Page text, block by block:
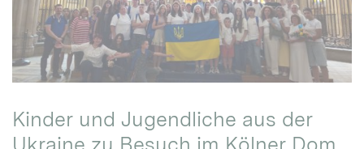
Kinder und Jugendliche aus der